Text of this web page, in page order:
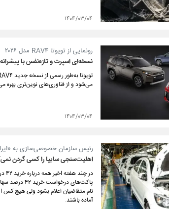
۱۴۰۴/۰۳/۰۴
رونمایی از تویوتا RAV۴ مدل ۲۰۲۶
نسخه‌ای اسپرت و تازه‌نفس با
می‌شود و از فناوری‌های نوین‌تری بهره
۱۴۰۴/۰۳/۰۴
رئیس سازمان خصوصی‌سازی به
اهلیت‌سنجی سایپا را کسی گردن
پاکت‌های
نام متقاضیان اعلام بشود ولی هیچ
آماده باشند.